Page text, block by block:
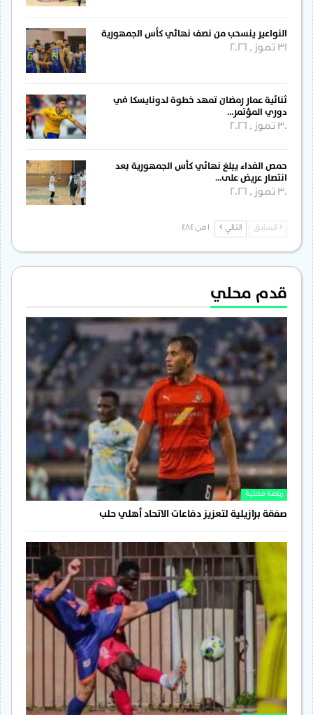
النواعير ينسحب من نصف نهائي كأس الجمهورية
31 تموز , 2026
ثنائية عمار رمضان تمهد خطوة لدونايسكا في
دوري المؤتمر…
30 تموز , 2026
حمص الفداء يبلغ نهائي كأس الجمهورية بعد
انتصار عريض على…
30 تموز , 2026
السابق التالي
قدم محلي
رياضة محلية
صفقة برازيلية لتعزيز دفاعات الاتحاد أهلي حلب